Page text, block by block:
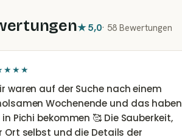
★5,0· 58 Bewertungen
waren auf der Suche nach einem
Wochenende und das haben
in Pichi bekommen 🥰 Die Sauberkeit,
Ort selbst und die Details der